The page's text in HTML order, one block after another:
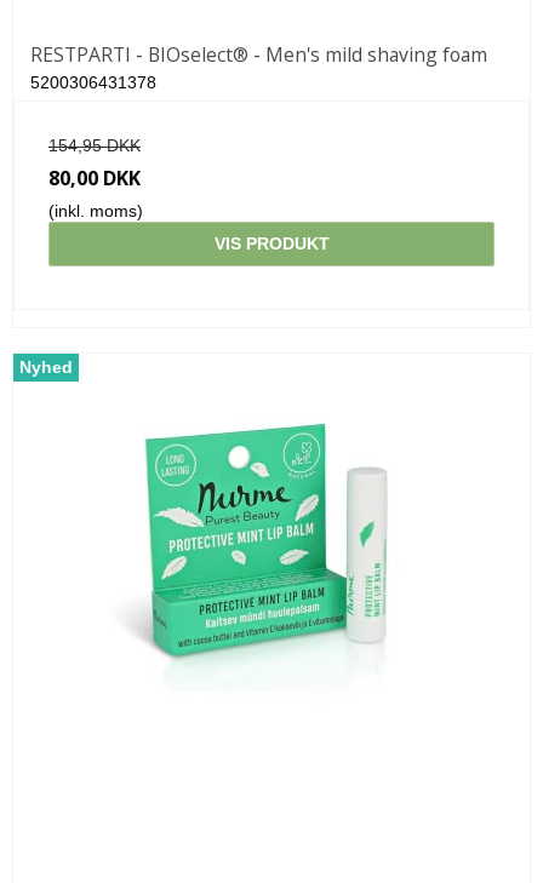
RESTPARTI - BIOselect® - Men's mild shaving foam
5200306431378
154,95 DKK
80,00 DKK
(inkl. moms)
VIS PRODUKT
Nyhed